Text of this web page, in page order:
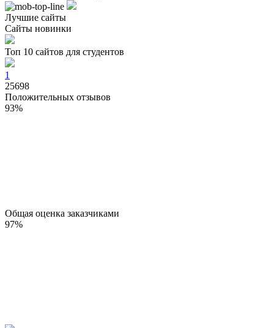
Лучшие сайты
Сайты новинки
Топ 10 сайтов для студентов
1
25698
Положительных отзывов
93%
Общая оценка заказчиками
97%